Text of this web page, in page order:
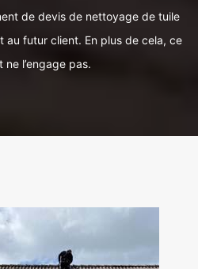
de devis de nettoyage de tuile
futur client. En plus de cela, ce
ne l’engage pas.